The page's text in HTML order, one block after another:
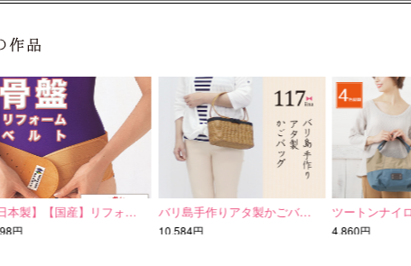
本製】【国産】リフォ…
円
バリ島手作りアタ製かごバ…
10,584円
ツートンナイ
4,860円